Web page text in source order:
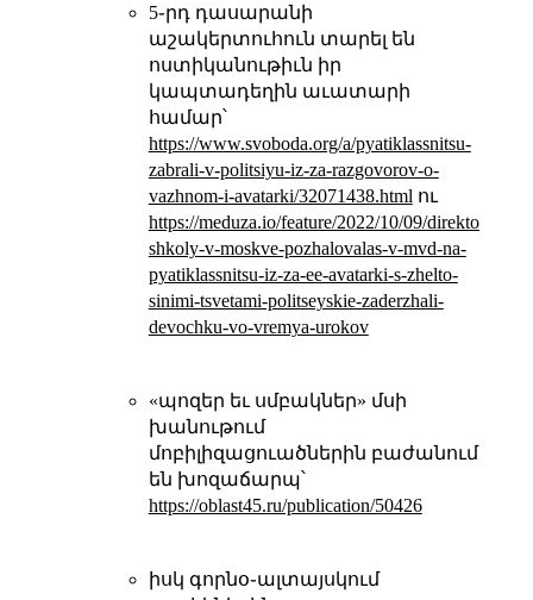
5֊րդ դասարանի
աշակերտուհուն տարել են
ոստիկանութիւն իր
կապտադեղին աւատարի
համար՝
https://www.svoboda.org/a/pyatiklassnitsu-
zabrali-v-politsiyu-iz-za-razgovorov-o-
vazhnom-i-avatarki/32071438.html ու
https://meduza.io/feature/2022/10/09/direktor-
shkoly-v-moskve-pozhalovalas-v-mvd-na-
pyatiklassnitsu-iz-za-ee-avatarki-s-zhelto-
sinimi-tsvetami-politseyskie-zaderzhali-
devochku-vo-vremya-urokov
«պոզեր եւ սմբակներ» մսի
խանութում
մոբիլիզացուածներին բաժանում
են խոզաճարպ՝
https://oblast45.ru/publication/50426
իսկ գորնօ֊ալտայսկում